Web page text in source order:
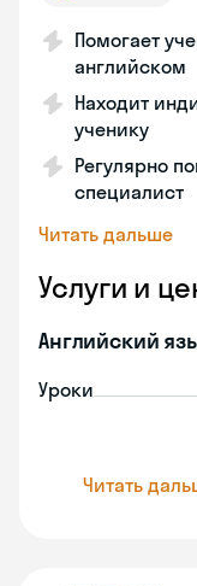
Помогает
английском
Находит
ученику
Регулярно
специалист
Читать дальше
Услуги и
Английский
Уроки
Читать